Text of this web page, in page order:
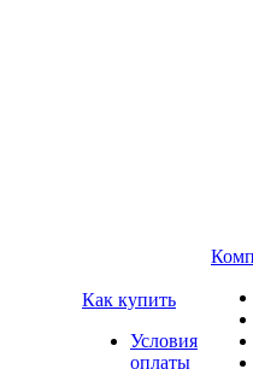
Как купить
Условия
оплаты